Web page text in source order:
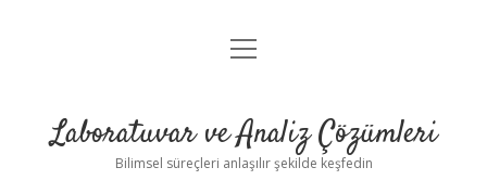
Anasayfa
Yasal Uyarı
menüyü
Laboratuvar ve Analiz Çözümleri
Bilimsel süreçleri anlaşılır şekilde keşfedin